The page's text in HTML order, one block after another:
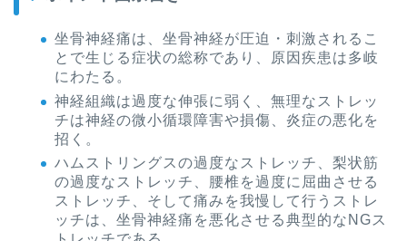
坐骨神経痛は、坐骨神経が圧迫・刺激されるこ
とで生じる症状の総称であり、原因疾患は多岐
にわたる。
神経組織は過度な伸張に弱く、無理なストレッ
チは神経の微小循環障害や損傷、炎症の悪化を
招く。
ハムストリングスの過度なストレッチ、梨状筋
の過度なストレッチ、腰椎を過度に屈曲させる
ストレッチ、そして痛みを我慢して行うストレ
ッチは、坐骨神経痛を悪化させる典型的なNGス